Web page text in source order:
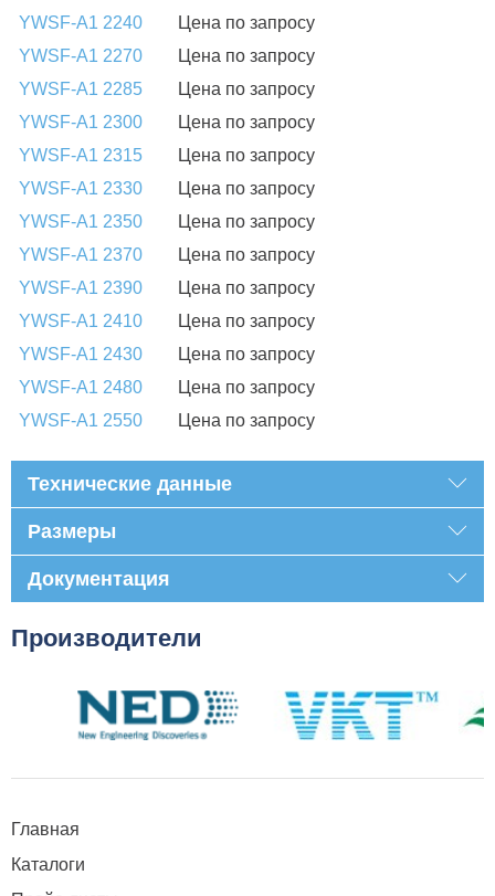
YWSF-A1 2240
Цена по запросу
YWSF-A1 2270
Цена по запросу
YWSF-A1 2285
Цена по запросу
YWSF-A1 2300
Цена по запросу
YWSF-A1 2315
Цена по запросу
YWSF-A1 2330
Цена по запросу
YWSF-A1 2350
Цена по запросу
YWSF-A1 2370
Цена по запросу
YWSF-A1 2390
Цена по запросу
YWSF-A1 2410
Цена по запросу
YWSF-A1 2430
Цена по запросу
YWSF-A1 2480
Цена по запросу
YWSF-A1 2550
Цена по запросу
Технические данные
Размеры
Документация
Производители
Главная
Каталоги